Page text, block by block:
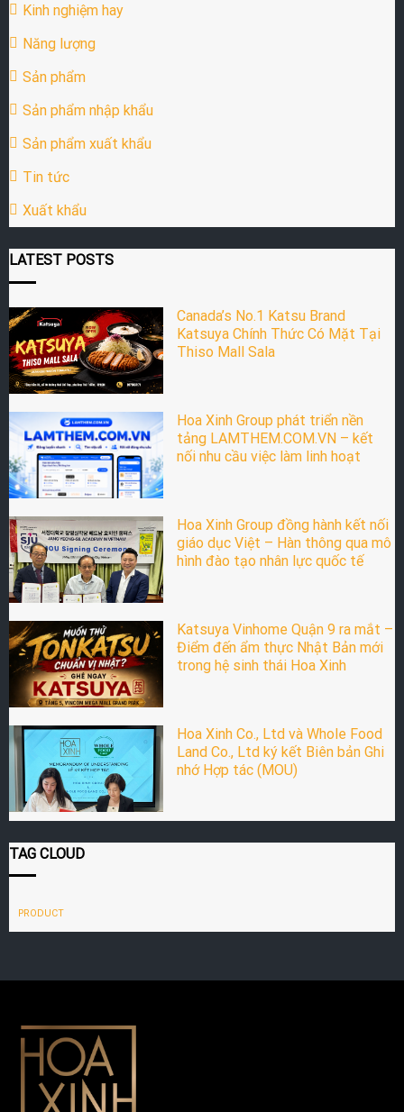
Kinh nghiệm hay
Năng lượng
Sản phẩm
Sản phẩm nhập khẩu
Sản phẩm xuất khẩu
Tin tức
Xuất khẩu
LATEST POSTS
Canada’s No.1 Katsu Brand
Katsuya Chính Thức Có Mặt Tại
Thiso Mall Sala
Hoa Xinh Group phát triển nền
tảng LAMTHEM.COM.VN – kết
nối nhu cầu việc làm linh hoạt
Hoa Xinh Group đồng hành kết nối
giáo dục Việt – Hàn thông qua mô
hình đào tạo nhân lực quốc tế
Katsuya Vinhome Quận 9 ra mắt –
Điểm đến ẩm thực Nhật Bản mới
trong hệ sinh thái Hoa Xinh
Hoa Xinh Co., Ltd và Whole Food
Land Co., Ltd ký kết Biên bản Ghi
nhớ Hợp tác (MOU)
TAG CLOUD
PRODUCT